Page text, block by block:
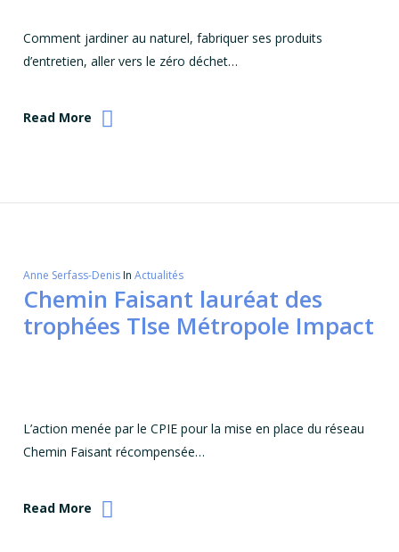
Comment jardiner au naturel, fabriquer ses produits
d’entretien, aller vers le zéro déchet…
Read More
Anne Serfass-DenisIn Actualités
Chemin Faisant lauréat des
trophées Tlse Métropole Impact
L’action menée par le CPIE pour la mise en place du réseau
Chemin Faisant récompensée…
Read More